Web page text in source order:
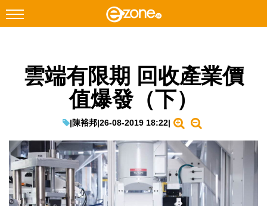
Facebook Instagram
遊戲動漫
教學評測
EduTech
雲端有限期 回收產業價
值爆發（下）
|陳裕邦|26-08-2019 18:22|